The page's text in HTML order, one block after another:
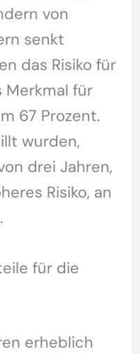
von
senkt
das Risiko für
Merkmal für
67 Prozent.
wurden,
drei Jahren,
Risiko, an
für die
erheblich